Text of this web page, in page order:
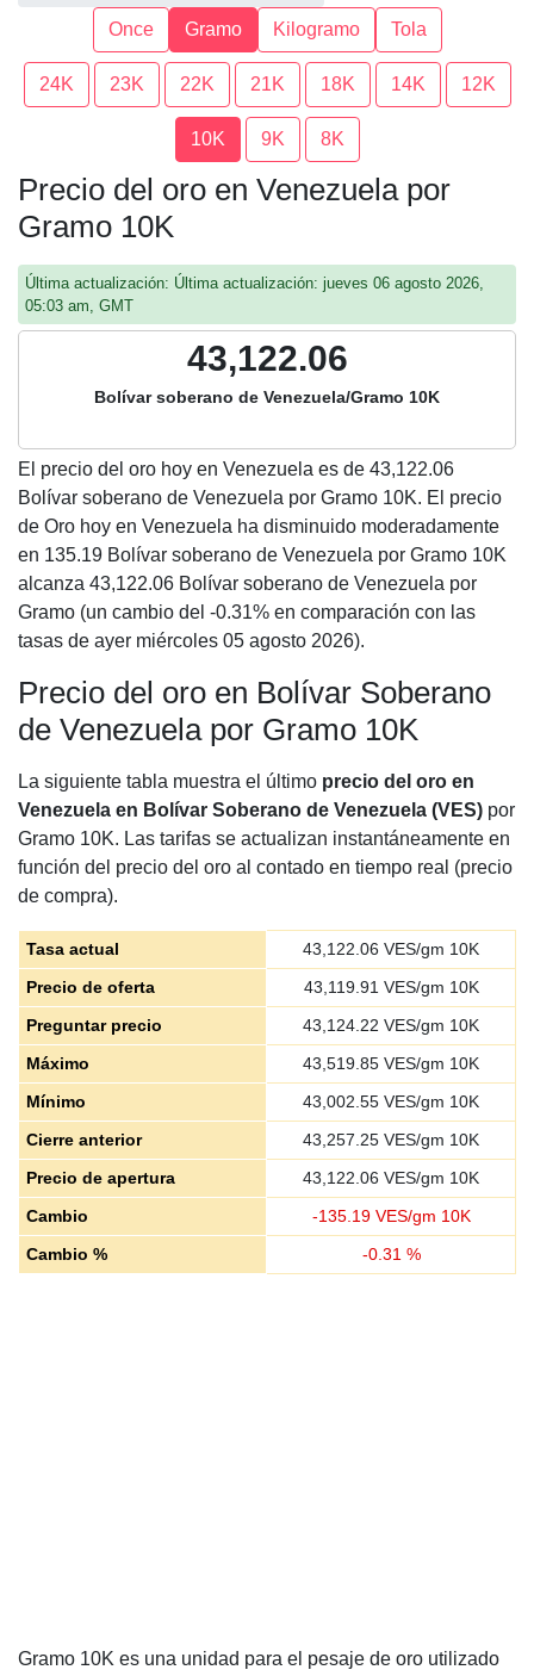
Once Gramo Kilogramo Tola
24K 23K 22K 21K 18K 14K 12K
10K 9K 8K
Precio del oro en Venezuela por
Gramo 10K
Última actualización: Última actualización: jueves 06 agosto 2026,
05:03 am, GMT
43,122.06
Bolívar soberano de Venezuela/Gramo 10K
El precio del oro hoy en Venezuela es de 43,122.06
Bolívar soberano de Venezuela por Gramo 10K. El precio
de Oro hoy en Venezuela ha disminuido moderadamente
en 135.19 Bolívar soberano de Venezuela por Gramo 10K
alcanza 43,122.06 Bolívar soberano de Venezuela por
Gramo (un cambio del -0.31% en comparación con las
tasas de ayer miércoles 05 agosto 2026).
Precio del oro en Bolívar Soberano
de Venezuela por Gramo 10K
La siguiente tabla muestra el último precio del oro en
Venezuela en Bolívar Soberano de Venezuela (VES) por
Gramo 10K. Las tarifas se actualizan instantáneamente en
función del precio del oro al contado en tiempo real (precio
de compra).
Tasa actual 43,122.06 VES/gm 10K
Precio de oferta
43,119.91 VES/gm 10K
Preguntar precio
43,124.22 VES/gm 10K
Máximo
43,519.85 VES/gm 10K
Mínimo
43,002.55 VES/gm 10K
Cierre anterior
43,257.25 VES/gm 10K
Precio de apertura
43,122.06 VES/gm 10K
Cambio
-135.19VES/gm 10K
Cambio %
-0.31 %
Gramo 10K es una unidad para el pesaje de oro utilizado